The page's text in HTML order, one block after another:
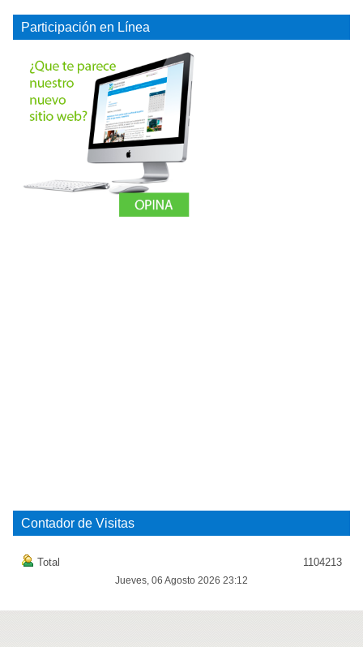
Participación en Línea
Contador de Visitas
Total 1104213
Jueves, 06 Agosto 2026 23:12